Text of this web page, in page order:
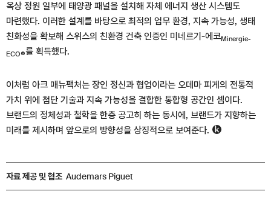
자료 제공 및 협조 Audemars Piguet
옥상 정원 일부에 태양광 패널을 설치해 자체 에너지 생산 시스템도
마련했다. 이러한 설계를 바탕으로 최적의 업무 환경, 지속 가능성, 생태
친화성을 확보해 스위스의 친환경 건축 인증인 미네르기-에코Minergie-
ECO®를 획득했다.
이처럼 아크 매뉴팩처는 장인 정신과 협업이라는 오데마 피게의 전통적
가치 위에 첨단 기술과 지속 가능성을 결합한 통합형 공간인 셈이다.
브랜드의 정체성과 철학을 한층 공고히 하는 동시에, 브랜드가 지향하는
미래를 제시하며 앞으로의 방향성을 상징적으로 보여준다.